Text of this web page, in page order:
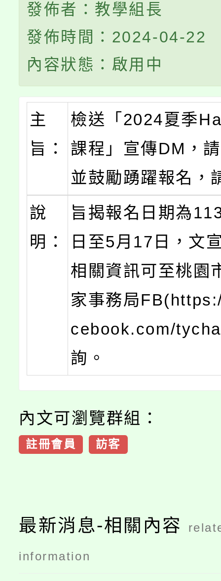
發佈者：教學組長
發佈時間：2024-04-22
內容狀態：啟用中
主
旨：
檢送「2024夏季
課程」宣傳DM，
並鼓勵踴躍報名，
說
明：
旨揭報名日期為
日至5月17日，文
相關資訊可至桃園
家事務局
cebook.com/
詢。
內文可瀏覽群組：
註冊會員 訪客
最新消息-相關內容
information